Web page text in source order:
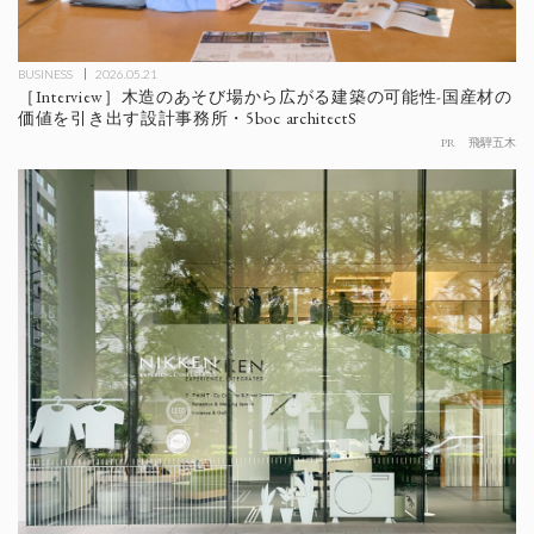
BUSINESS 2026.05.21
［Interview］木造のあそび場から広がる建築の可能性-国産材の
価値を引き出す設計事務所・5boc architectS
PR 飛騨五木